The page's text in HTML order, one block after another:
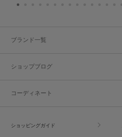
ブランド一覧
ショップブログ
コーディネート
ショッピングガイド